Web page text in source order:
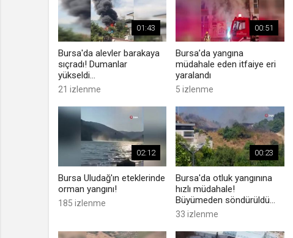
01:43
Bursa'da alevler barakaya
sıçradı! Dumanlar
yükseldi...
21 izlenme
00:51
Bursa’da yangına
müdahale eden itfaiye eri
yaralandı
5 izlenme
02:12
Bursa Uludağ'ın eteklerinde
orman yangını!
185 izlenme
00:23
Bursa'da otluk yangınına
hızlı müdahale!
Büyümeden söndürüldü...
33 izlenme